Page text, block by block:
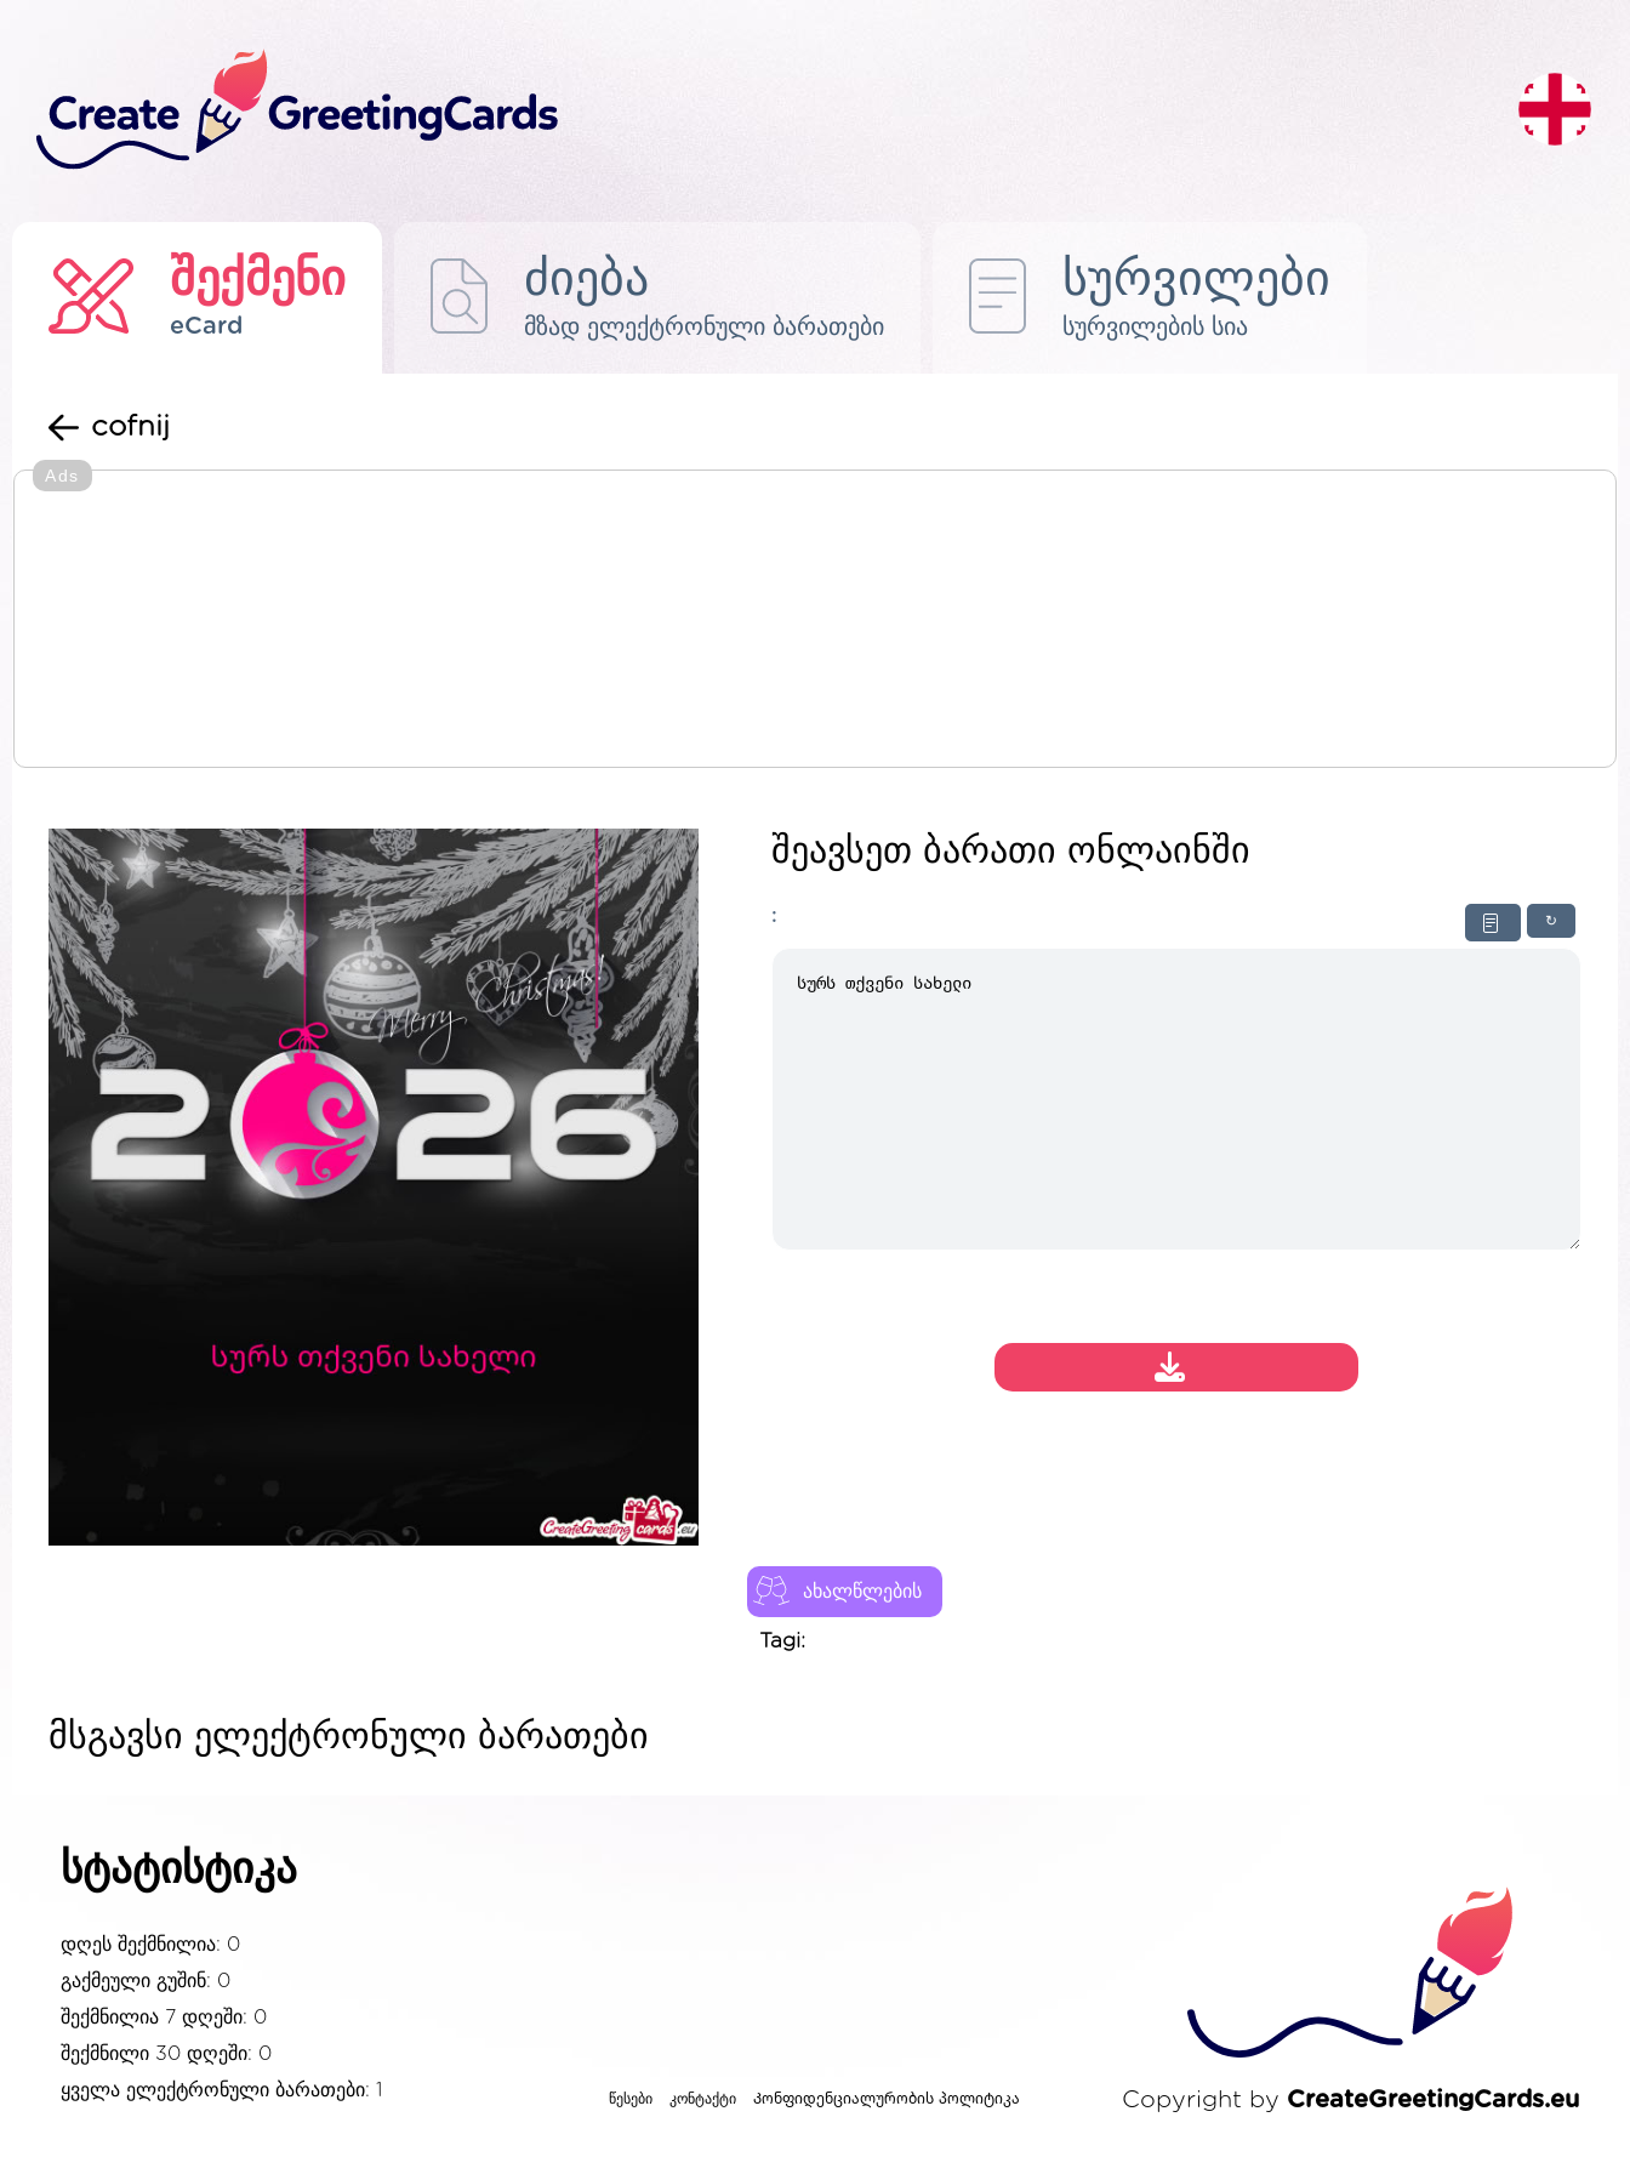
შექმენი
eCard
ძიება
მზად ელექტრონული ბარათები
სურვილები
სურვილების სია
cofnij
Ads
შეავსეთ ბარათი ონლაინში
↻
:
ახალწლების
Tagi:
მსგავსი ელექტრონული ბარათები
სტატისტიკა
დღეს შექმნილია: 0
გაქმეული გუშინ: 0
შექმნილია 7 დღეში: 0
შექმნილი 30 დღეში: 0
ყველა ელექტრონული ბარათები: 1
წესები კონტაქტი Კონფიდენციალურობის პოლიტიკა Copyright by CreateGreetingCards.eu